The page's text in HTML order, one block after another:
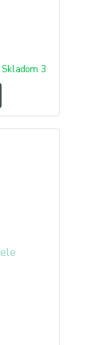
Skladom 3